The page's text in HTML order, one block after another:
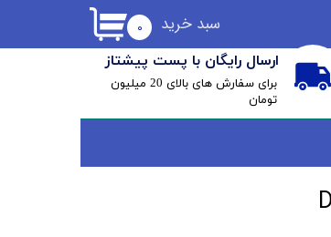
ارسال رایگان با پست پیشتاز
​برای سفارش های بالای 20 میلیون
تومان
۰ سبد خرید